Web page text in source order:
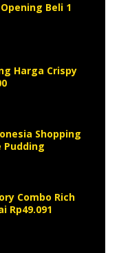
Beli 1
Harga Crispy
Shopping
Pudding
Combo Rich
Rp49.091